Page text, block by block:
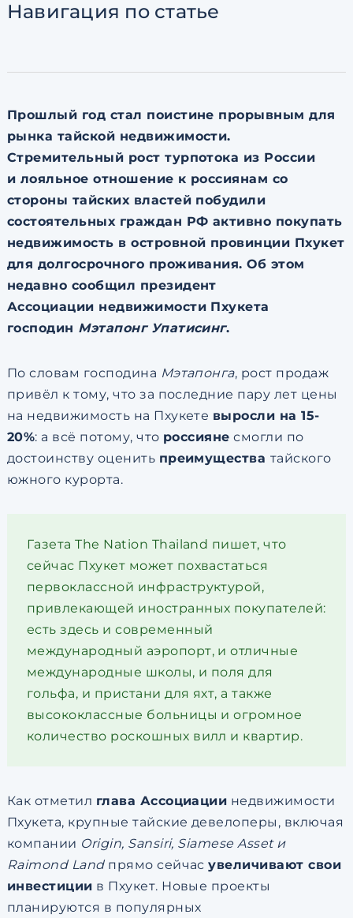
Навигация по статье
Прошлый год стал поистине прорывным для
рынка тайской недвижимости.
Стремительный рост турпотока из России
и лояльное отношение к россиянам со
стороны тайских властей побудили
состоятельных граждан РФ активно покупать
недвижимость в островной провинции Пхукет
для долгосрочного проживания. Об этом
недавно сообщил президент
Ассоциации недвижимости Пхукета
господин Мэтапонг Упатисинг.
По словам господина Мэтапонга, рост продаж
привёл к тому, что за последние пару лет цены
на недвижимость на Пхукете выросли на 15-
20%: а всё потому, что россияне смогли по
достоинству оценить преимущества тайского
южного курорта.
Газета The Nation Thailand пишет, что
сейчас Пхукет может похвастаться
первоклассной инфраструктурой,
привлекающей иностранных покупателей:
есть здесь и современный
международный аэропорт, и отличные
международные школы, и поля для
гольфа, и пристани для яхт, а также
высококлассные больницы и огромное
количество роскошных вилл и квартир.
Как отметил глава Ассоциации недвижимости
Пхукета, крупные тайские девелоперы, включая
компании Origin, Sansiri, Siamese Asset и
Raimond Land прямо сейчасувеличивают свои
инвестиции в Пхукет. Новые проекты
планируются в популярных
Согласен с